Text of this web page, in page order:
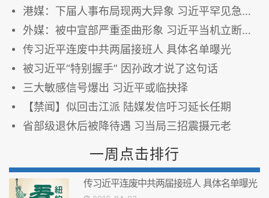
港媒：下届人事布局现两大异象 习近平罕见急调整
外媒：被中宣部严重歪曲形象 习近平当机立断出重手
传习近平连废中共两届接班人 具体名单曝光
被习近平“特别握手” 因孙政才说了这句话
三大敏感信号爆出 习近平或临抉择
【禁闻】似回击江派 陆媒发信吁习延长任期
省部级退休后被降待遇 习当局三招震摄元老
一周点击排行
传习近平连废中共两届接班人 具体名单曝光